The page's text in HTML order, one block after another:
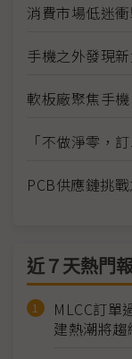
消費市場低迷
手機之外發現
軟板廠聚焦手
「不做淨零，
PCB供應鏈挑
近７天熱門
MLCC訂
建熱潮將趨